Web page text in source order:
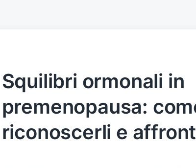
Squilibri ormonali in
premenopausa:
riconoscerli e